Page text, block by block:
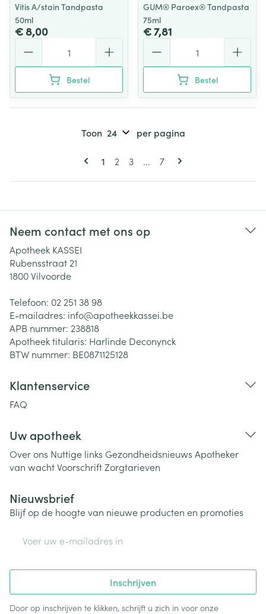
Vitis A/stain Tandpasta
50ml
€ 8,00
Bestel
GUM® Paroex® Tandpasta
75ml
€ 7,81
Bestel
Pagina's
U lees momenteel pagina
1 Pagina
2 Pagina
3 ... Pagina
7
Toon per pagina
Neem contact met ons op
Apotheek KASSEI
Rubensstraat 21
1800Vilvoorde
Telefoon: 02 251 38 98
E-mailadres: info@apotheekkassei.be
APB nummer: 238818
Apotheek titularis: Harlinde Deconynck
BTW nummer: BE0871125128
Klantenservice
FAQ
Uw apotheek
Over ons Nuttige links Gezondheidsnieuws Apotheker
van wachtVoorschriftZorgtarieven
Nieuwsbrief
Blijf op de hoogte van nieuwe producten en promoties
Inschrijven
Door op inschrijven te klikken, schrijft u zich in voor onze